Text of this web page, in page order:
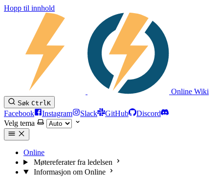
Hopp til innhold
Online Wiki
Søk CtrlK
Facebook Instagram Slack GitHub
Discord
Velg tema
Online
Møtereferater fra ledelsen
Informasjon om Online